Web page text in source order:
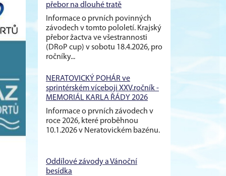
přebor na dlouhé tratě
Informace o prvních povinných
závodech v tomto pololetí. Krajský
přebor žactva ve všestrannosti
(DRoP cup) v sobotu 18.4.2026, pro
ročníky...
NERATOVICKÝ POHÁR ve
sprintérském víceboji XXV.ročník -
MEMORIÁL KARLA ŘÁDY 2026
Informace o prvních závodech v
roce 2026, které proběhnou
10.1.2026 v Neratovickém bazénu.
Oddílové závody a Vánoční
besídka